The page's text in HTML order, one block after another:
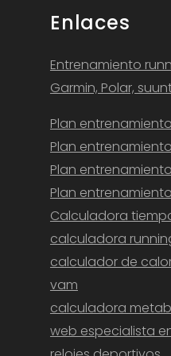
Enlaces
Entrenamiento
Garmin, Polar,
Plan entrenamiento
Plan
Plan
Plan
Calculadora
calculadora
calculador de
vam
calculadora
web especialista